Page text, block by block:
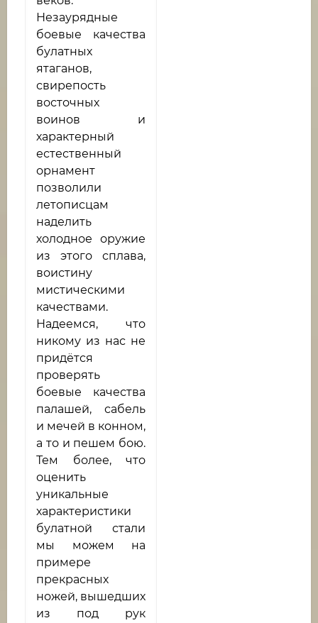
Незаурядные
боевые качества
булатных
ятаганов,
свирепость
восточных
воинов и
характерный
естественный
орнамент
позволили
летописцам
наделить
холодное оружие
из этого сплава,
воистину
мистическими
качествами.
Надеемся, что
никому из нас не
придётся
проверять
боевые качества
палашей, сабель
и мечей в конном,
а то и пешем бою.
Тем более, что
оценить
уникальные
характеристики
булатной стали
мы можем на
примере
прекрасных
ножей, вышедших
из под рук